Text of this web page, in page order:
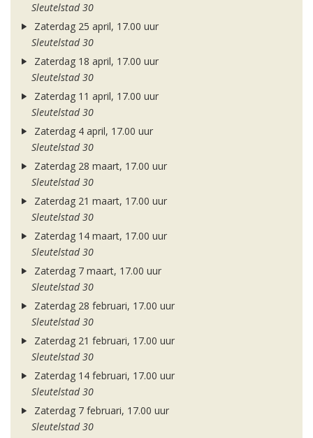
Sleutelstad 30
Zaterdag 25 april, 17.00 uur
Sleutelstad 30
Zaterdag 18 april, 17.00 uur
Sleutelstad 30
Zaterdag 11 april, 17.00 uur
Sleutelstad 30
Zaterdag 4 april, 17.00 uur
Sleutelstad 30
Zaterdag 28 maart, 17.00 uur
Sleutelstad 30
Zaterdag 21 maart, 17.00 uur
Sleutelstad 30
Zaterdag 14 maart, 17.00 uur
Sleutelstad 30
Zaterdag 7 maart, 17.00 uur
Sleutelstad 30
Zaterdag 28 februari, 17.00 uur
Sleutelstad 30
Zaterdag 21 februari, 17.00 uur
Sleutelstad 30
Zaterdag 14 februari, 17.00 uur
Sleutelstad 30
Zaterdag 7 februari, 17.00 uur
Sleutelstad 30